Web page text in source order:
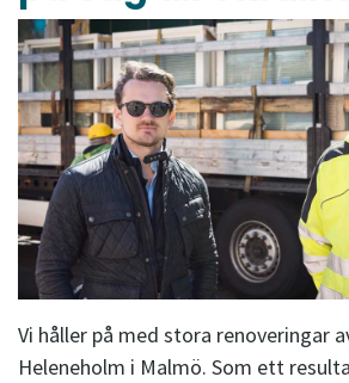
Vi håller på med stora renoveringar
Heleneholm i Malmö. Som ett